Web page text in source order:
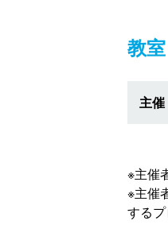
教
主催
※主催
※主催
する